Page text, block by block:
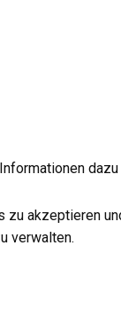
zu akzeptieren
verwalten.